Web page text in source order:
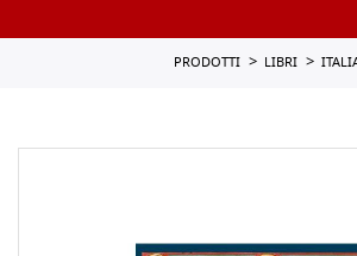
PRODOTTI LIBRI